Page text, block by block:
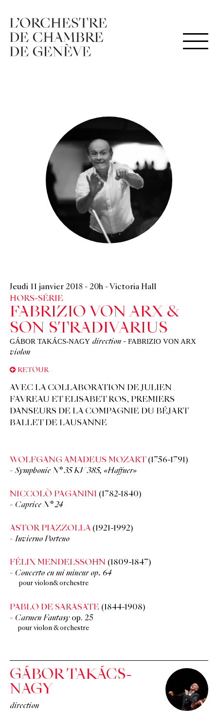
Jeudi 11 janvier 2018 - 20h - Victoria Hall
HORS-SÉRIE
FABRIZIO VON ARX &
SON STRADIVARIUS
GÁBOR TAKÁCS-NAGY direction - FABRIZIO VON ARX
violon
RETOUR
AVEC LA COLLABORATION DE JULIEN
FAVREAU ET ELISABET ROS, PREMIERS
DANSEURS DE LA COMPAGNIE DU BÉJART
BALLET DE LAUSANNE
WOLFGANG AMADEUS MOZART (1756-1791)
Symphonie N° 35 KV 385, «Haffner»
NICCOLÒ PAGANINI (1782-1840)
Caprice N° 24
ASTOR PIAZZOLLA (1921-1992)
Invierno Porteno
FÉLIX MENDELSSOHN (1809-1847)
Concerto en mi mineur op. 64
pour violon& orchestre
PABLO DE SARASATE (1844-1908)
Carmen Fantasyop. 25
pour violon & orchestre
GÁBOR TAKÁCS-
NAGY
direction